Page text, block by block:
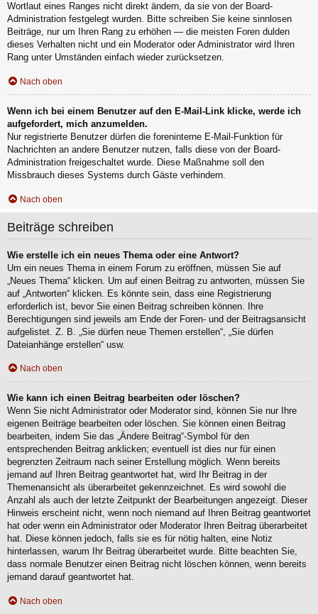
Wortlaut eines Ranges nicht direkt ändern, da sie von der Board-
Administration festgelegt wurden. Bitte schreiben Sie keine sinnlosen
Beiträge, nur um Ihren Rang zu erhöhen — die meisten Foren dulden
dieses Verhalten nicht und ein Moderator oder Administrator wird Ihren
Rang unter Umständen einfach wieder zurücksetzen.
Nach oben
Wenn ich bei einem Benutzer auf den E-Mail-Link klicke, werde ich
aufgefordert, mich anzumelden.
Nur registrierte Benutzer dürfen die foreninterne E-Mail-Funktion für
Nachrichten an andere Benutzer nutzen, falls diese von der Board-
Administration freigeschaltet wurde. Diese Maßnahme soll den
Missbrauch dieses Systems durch Gäste verhindern.
Nach oben
Beiträge schreiben
Wie erstelle ich ein neues Thema oder eine Antwort?
Um ein neues Thema in einem Forum zu eröffnen, müssen Sie auf
„Neues Thema“ klicken. Um auf einen Beitrag zu antworten, müssen Sie
auf „Antworten“ klicken. Es könnte sein, dass eine Registrierung
erforderlich ist, bevor Sie einen Beitrag schreiben können. Ihre
Berechtigungen sind jeweils am Ende der Foren- und der Beitragsansicht
aufgelistet. Z. B. „Sie dürfen neue Themen erstellen“, „Sie dürfen
Dateianhänge erstellen“ usw.
Nach oben
Wie kann ich einen Beitrag bearbeiten oder löschen?
Wenn Sie nicht Administrator oder Moderator sind, können Sie nur Ihre
eigenen Beiträge bearbeiten oder löschen. Sie können einen Beitrag
bearbeiten, indem Sie das „Ändere Beitrag“-Symbol für den
entsprechenden Beitrag anklicken; eventuell ist dies nur für einen
begrenzten Zeitraum nach seiner Erstellung möglich. Wenn bereits
jemand auf Ihren Beitrag geantwortet hat, wird Ihr Beitrag in der
Themenansicht als überarbeitet gekennzeichnet. Es wird sowohl die
Anzahl als auch der letzte Zeitpunkt der Bearbeitungen angezeigt. Dieser
Hinweis erscheint nicht, wenn noch niemand auf Ihren Beitrag geantwortet
hat oder wenn ein Administrator oder Moderator Ihren Beitrag überarbeitet
hat. Diese können jedoch, falls sie es für nötig halten, eine Notiz
hinterlassen, warum Ihr Beitrag überarbeitet wurde. Bitte beachten Sie,
dass normale Benutzer einen Beitrag nicht löschen können, wenn bereits
jemand darauf geantwortet hat.
Nach oben